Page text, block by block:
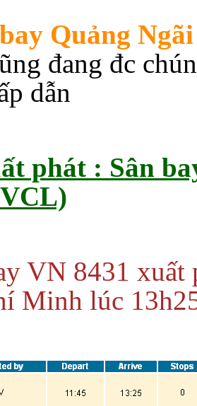
Quảng
đang đc
dẫn
phát : Sân
VN 8431
Minh lúc